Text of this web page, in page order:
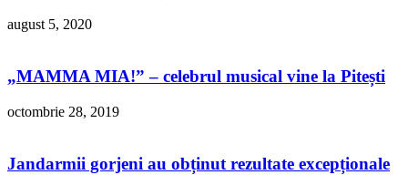
august 5, 2020
„MAMMA MIA!” – celebrul musical vine la Pitești
octombrie 28, 2019
Jandarmii gorjeni au obținut rezultate excepționale